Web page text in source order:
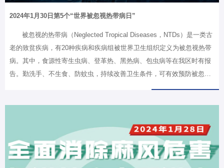
2024年1月30日第5个“世界被忽视热带病日”
被忽视的热带病（Neglected Tropical Diseases，NTDs）是一类古
老的致贫疾病，有20种疾病和疾病组被世界卫生组织定义为被忽视热带
病。其中，食源性寄生虫病、登革热、黑热病、包虫病等在我区时有报
告。勤洗手、不生食、防蚊虫，持续改善卫生条件，可有效预防被忽视